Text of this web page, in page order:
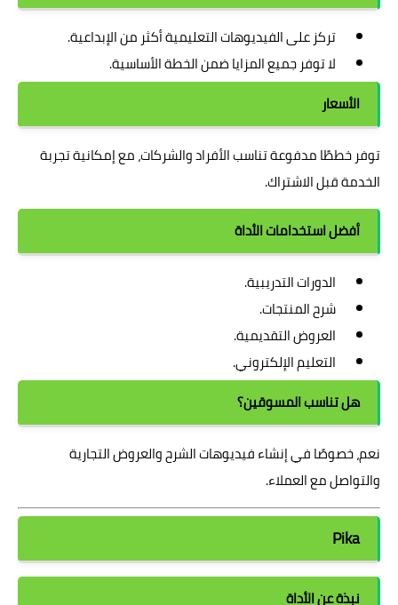
تركز على الفيديوهات التعليمية أكثر من الإبداعية.
لا توفر جميع المزايا ضمن الخطة الأساسية.
الأسعار
توفر خططًا مدفوعة تناسب الأفراد والشركات، مع إمكانية تجربة
الخدمة قبل الاشتراك.
أفضل استخدامات الأداة
الدورات التدريبية.
شرح المنتجات.
العروض التقديمية.
التعليم الإلكتروني.
هل تناسب المسوقين؟
نعم، خصوصًا في إنشاء فيديوهات الشرح والعروض التجارية
والتواصل مع العملاء.
Pika
نبذة عن الأداة